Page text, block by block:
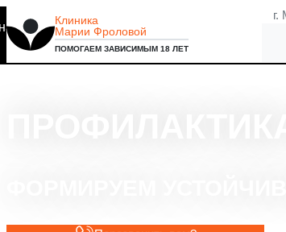
Клиника
Марии Фроловой
ПОМОГАЕМ ЗАВИСИМЫМ 18 ЛЕТ
то, что мы используем